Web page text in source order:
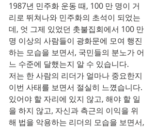
1987년 민주화 운동 때, 100 만 명이 거
리로 뛰쳐나와 민주화의 초석이 되었는
데, 엇 그제 있었던 촛불집회에서 100 만
명 이상의 사람들이 광화문에 모여 행진
하는 모습을 보면서, 국민들의 분노가 어
느 수준에 달했는지 알 수 있습니다.
저는 한 사람의 리더가 얼마나 중요한지
이번 사태를 보면서 절실히 느꼈습니다.
있어야 할 자리에 있지 않고, 해야 할 일
을 하지 않고, 자신과 측근의 이익을 위
해 법을 악용하는 리더의 모습을 보면서,